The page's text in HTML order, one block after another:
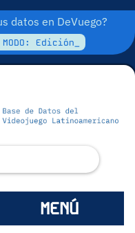
datos en DeVuego?
Edición_
MENÚ